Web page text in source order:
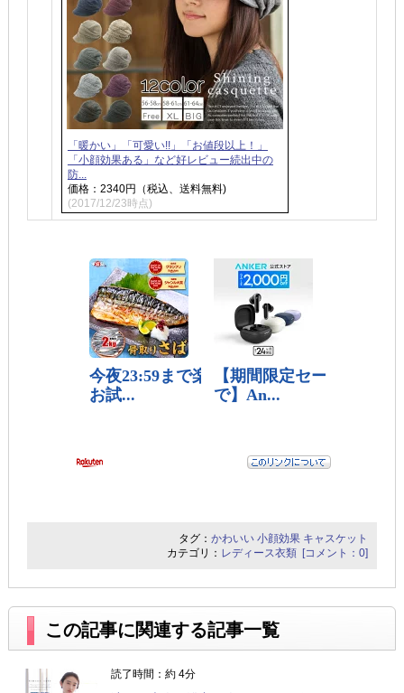
「暖かい」「可愛い!!」「お値段以上！」
「小顔効果ある」など好レビュー続出中の
防...
価格：2340円（税込、送料無料)
(2017/12/23時点)
タグ：かわいい 小顔効果 キャスケット
カテゴリ： レディース衣類 [コメント：0]
この記事に関連する記事一覧
読了時間：約 4分